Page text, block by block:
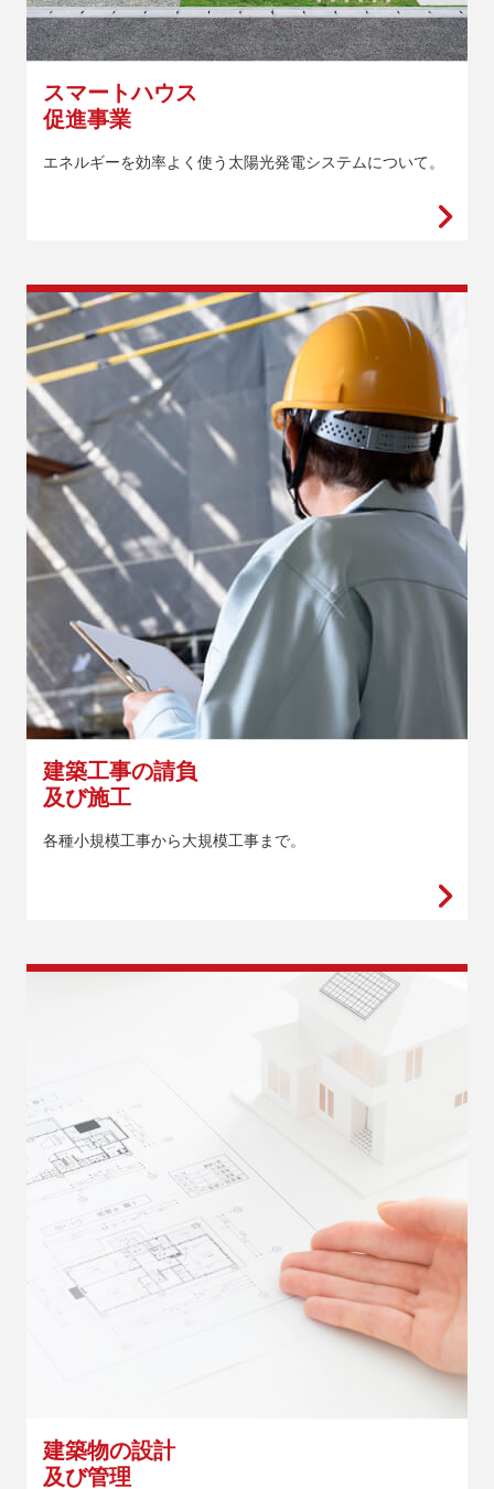
スマートハウス
促進事業
エネルギーを効率よく使う太陽光発電システムについて。
建築工事の請負
及び施工
各種小規模工事から大規模工事まで。
建築物の設計
及び管理